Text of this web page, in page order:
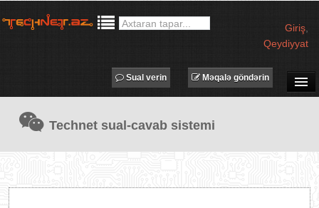
Giriş
Qeydiyyat
TECHNET TV
MƏQALƏLƏR
Məqalə göndərin
Sual verin
Technet sual-cavab sistemi